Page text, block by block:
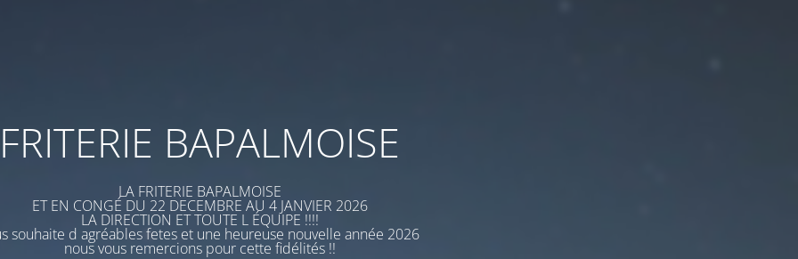
FRITERIE BAPALMOISE
LA FRITERIE BAPALMOISE
ET EN CONGÉ DU 22 DECEMBRE AU 4 JANVIER 2026
LA DIRECTION ET TOUTE L ÉQUIPE !!!!
souhaite d agréables fetes et une heureuse nouvelle année 2026
nous vous remercions pour cette fidélités !!